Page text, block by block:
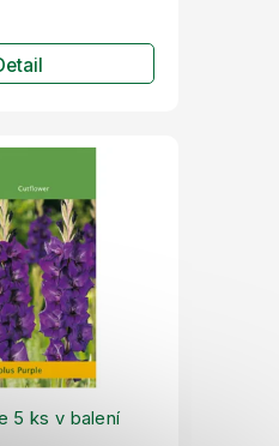
5 ks v balení